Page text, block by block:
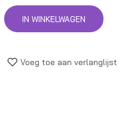
IN WINKELWAGEN
Voeg toe aan verlanglijst